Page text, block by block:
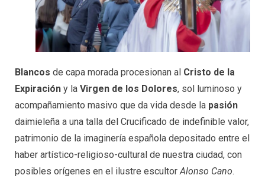
Blancos de capa morada procesionan al Cristo de la
Expiración y la Virgen de los Dolores, sol luminoso y
acompañamiento masivo que da vida desde la pasión
daimieleña a una talla del Crucificado de indefinible valor,
patrimonio de la imaginería española depositado entre el
haber artístico-religioso-cultural de nuestra ciudad, con
posibles orígenes en el ilustre escultorAlonso Cano.